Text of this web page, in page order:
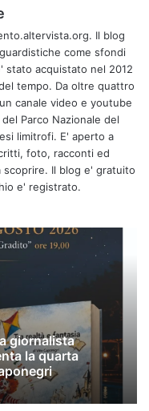
Il blog
come sfondi
stato acquistato nel 2012
tempo. Da oltre quattro
canale video e youtube
Parco Nazionale del
limitrofi. E' aperto a
foto, racconti ed
scoprire. Il blog e' gratuito
e' registrato.
giornalista
la quarta